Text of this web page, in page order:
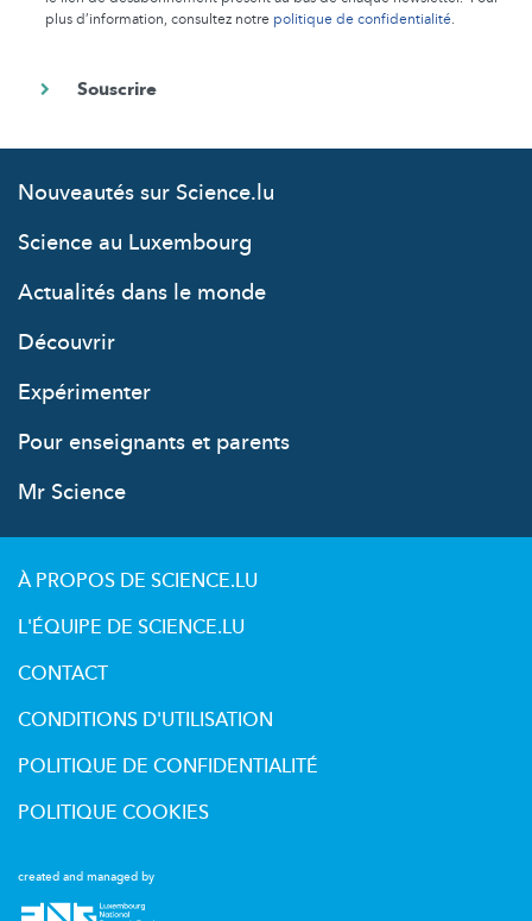
plus d’information, consultez notre politique de confidentialité.
Nouveautés sur Science.lu
Science au Luxembourg
Actualités dans le monde
Découvrir
Expérimenter
Pour enseignants et parents
Mr Science
created and managed by
À PROPOS DE SCIENCE.LU
L'ÉQUIPE DE SCIENCE.LU
CONTACT
CONDITIONS D'UTILISATION
POLITIQUE DE CONFIDENTIALITÉ
POLITIQUE COOKIES